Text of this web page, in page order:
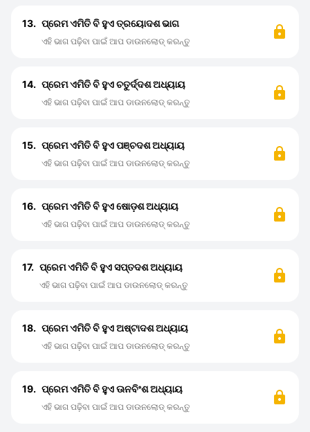
13. ପ୍ରେମ ଏମିତି ବି ହୁଏ ତ୍ରୟୋଦଶ ଭାଗ
ଏହି ଭାଗ ପଢ଼ିବା ପାଇଁ ଆପ ଡାଉନଲୋଡ୍ କରନ୍ତୁ
14. ପ୍ରେମ ଏମିତି ବି ହୁଏ ଚତୁର୍ଦ୍ଦଶ ଅଧ୍ୟାୟ
ଏହି ଭାଗ ପଢ଼ିବା ପାଇଁ ଆପ ଡାଉନଲୋଡ୍ କରନ୍ତୁ
15. ପ୍ରେମ ଏମିତି ବି ହୁଏ ପଞ୍ଚଦଶ ଅଧ୍ୟାୟ
ଏହି ଭାଗ ପଢ଼ିବା ପାଇଁ ଆପ ଡାଉନଲୋଡ୍ କରନ୍ତୁ
16. ପ୍ରେମ ଏମିତି ବି ହୁଏ ଷୋଡ଼ଶ ଅଧ୍ୟାୟ
ଏହି ଭାଗ ପଢ଼ିବା ପାଇଁ ଆପ ଡାଉନଲୋଡ୍ କରନ୍ତୁ
17. ପ୍ରେମ ଏମିତି ବି ହୁଏ ସପ୍ତଦଶ ଅଧ୍ୟାୟ
ଏହି ଭାଗ ପଢ଼ିବା ପାଇଁ ଆପ ଡାଉନଲୋଡ୍ କରନ୍ତୁ
18. ପ୍ରେମ ଏମିତି ବି ହୁଏ ଅଷ୍ଟାଦଶ ଅଧ୍ୟାୟ
ଏହି ଭାଗ ପଢ଼ିବା ପାଇଁ ଆପ ଡାଉନଲୋଡ୍ କରନ୍ତୁ
19. ପ୍ରେମ ଏମିତି ବି ହୁଏ ଊନବିଂଶ ଅଧ୍ୟାୟ
ଏହି ଭାଗ ପଢ଼ିବା ପାଇଁ ଆପ ଡାଉନଲୋଡ୍ କରନ୍ତୁ